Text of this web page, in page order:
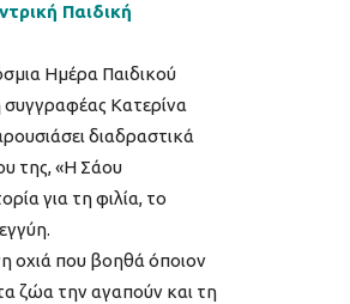
Παιδική
Ημέρα Παιδικού
συγγραφέας Κατερίνα
διαδραστικά
της, «Η Σάου
για τη φιλία, το
οχιά που βοηθά όποιον
ζώα την αγαπούν και τη